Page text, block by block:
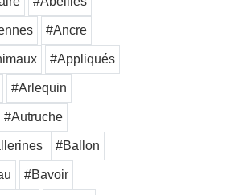
#Ancre
#Appliqués
#Arlequin
#Autruche
#Ballon
#Bavoir